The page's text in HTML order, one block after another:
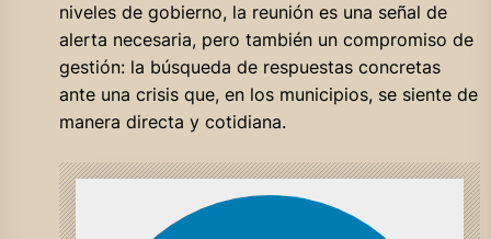
niveles de gobierno, la reunión es una señal de
alerta necesaria, pero también un compromiso de
gestión: la búsqueda de respuestas concretas
ante una crisis que, en los municipios, se siente de
manera directa y cotidiana.